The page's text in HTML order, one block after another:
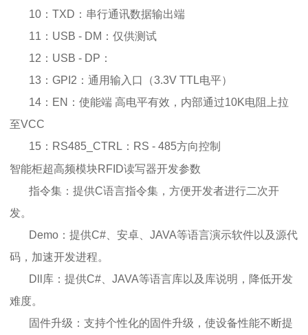
10：TXD：串行通讯数据输出端
11：USB - DM：仅供测试
12：USB - DP：
13：GPI2：通用输入口（3.3V TTL电平）
14：EN：使能端 高电平有效，内部通过10K电阻上拉
至VCC
15：RS485_CTRL：RS - 485方向控制
智能柜超高频模块RFID读写器开发参数
指令集：提供C语言指令集，方便开发者进行二次开
发。
Demo：提供C#、安卓、JAVA等语言演示软件以及源代
码，加速开发进程。
Dll库：提供C#、JAVA等语言库以及库说明，降低开发
难度。
固件升级：支持个性化的固件升级，使设备性能不断提